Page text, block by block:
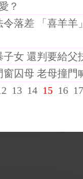
？
令落差 「喜羊羊
子女 還判要給父
窗囚母 老母撞門
13 14 15 16 17